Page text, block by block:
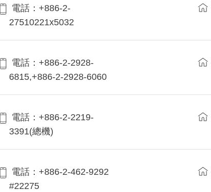
電話：+886-2-
27510221x5032
電話：+886-2-2928-
6815,+886-2-2928-6060
電話：+886-2-2219-
3391(總機)
電話：+886-2-462-9292
#22275